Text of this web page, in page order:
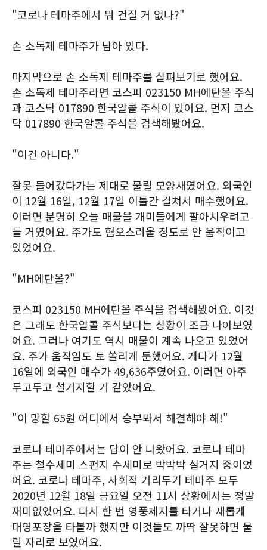
"코로나 테마주에서 뭐 건질 거 없나?"
손 소독제 테마주가 남아 있다.
마지막으로 손 소독제 테마주를 살펴보기로 했어요.
손 소독제 테마주라면 코스피 023150 MH에탄올 주식
과 코스닥 017890 한국알콜 주식이 있어요. 먼저 코스
닥 017890 한국알콜 주식을 검색해봤어요.
"이건 아니다."
잘못 들어갔다가는 제대로 물릴 모양새였어요. 외국인
이 12월 16일, 12월 17일 이틀간 걸쳐서 매수했어요.
이러면 분명히 오늘 매물을 개미들에게 팔아치우려고
들 거였어요. 주가도 혐오스러울 정도로 안 움직이고
있었어요.
"MH에탄올?"
코스피 023150 MH에탄올 주식을 검색해봤어요. 이것
은 그래도 한국알콜 주식보다는 상황이 조금 나아보였
어요. 그러나 여기도 역시 매물이 계속 나오고 있었어
요. 주가 움직임도 토 쏠리게 둔했어요. 게다가 12월
16일에 외국인 매수가 49,636주였어요. 이러면 아주
두고두고 설거지할 거 같았어요.
"이 망할 65원 어디에서 승부봐서 해결해야 해!"
코로나 테마주에서는 답이 안 나왔어요. 코로나 테마
주는 철수세미 스펀지 수세미로 박박박 설거지 중이었
어요. 코로나 테마주, 사회적 거리두기 테마주 모두
2020년 12월 18일 금요일 오전 11시 상황에서는 정말
재미없었어요. 다시 한 번 영풍제지를 타거나 새롭게
대영포장을 타볼까 했지만 이것들도 까딱 잘못하면 물
릴 자리로 보였어요.